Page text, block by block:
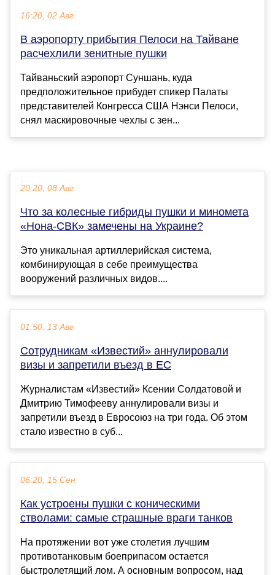
16:20, 02 Авг
В аэропорту прибытия Пелоси на Тайване
расчехлили зенитные пушки
Тайваньский аэропорт Суншань, куда
предположительное прибудет спикер Палаты
представителей Конгресса США Нэнси Пелоси,
снял маскировочные чехлы с зен...
20:20, 08 Авг
Что за колесные гибриды пушки и миномета
«Нона-СВК» замечены на Украине?
Это уникальная артиллерийская система,
комбинирующая в себе преимущества
вооружений различных видов....
01:50, 13 Авг
Сотрудникам «Известий» аннулировали
визы и запретили въезд в ЕС
Журналистам «Известий» Ксении Солдатовой и
Дмитрию Тимофееву аннулировали визы и
запретили въезд в Евросоюз на три года. Об этом
стало известно в суб...
06:20, 15 Сен
Как устроены пушки с коническими
стволами: самые страшные враги танков
На протяжении вот уже столетия лучшим
противотанковым боеприпасом остается
быстролетящий лом. А основным вопросом, над